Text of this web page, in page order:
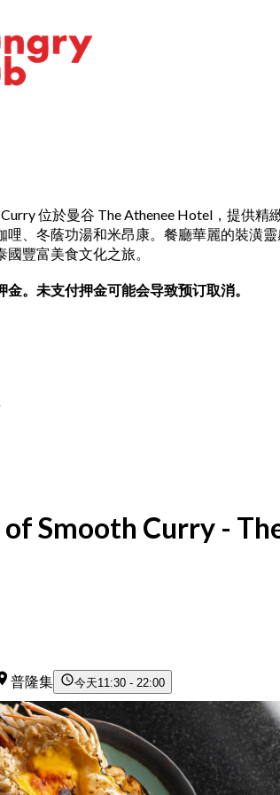
Curry 位於曼谷 The Athenee Hotel，提供
哩、冬蔭功湯和米昂康。餐廳華麗的裝潢
豐富美食文化之旅。
。未支付押金可能会导致预订取消。
of Smooth Curry -
普隆集 今天11:30 - 22:00